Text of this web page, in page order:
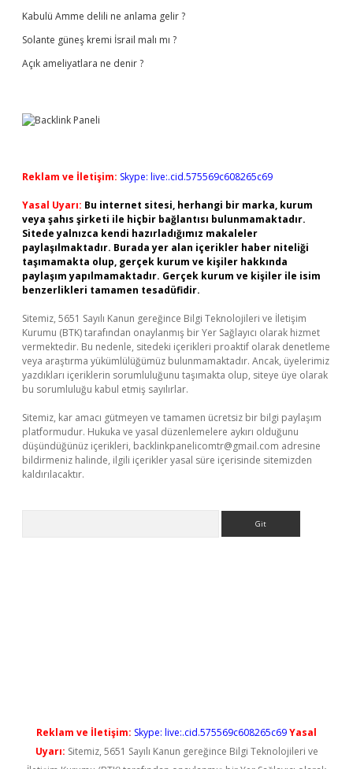
Kabulü Amme delili ne anlama gelir ?
Solante güneş kremi İsrail malı mı ?
Açık ameliyatlara ne denir ?
Reklam ve İletişim: Skype: live:.cid.575569c608265c69
Yasal Uyarı: Bu internet sitesi, herhangi bir marka, kurum
veya şahıs şirketi ile hiçbir bağlantısı bulunmamaktadır.
Sitede yalnızca kendi hazırladığımız makaleler
paylaşılmaktadır. Burada yer alan içerikler haber niteliği
taşımamakta olup, gerçek kurum ve kişiler hakkında
paylaşım yapılmamaktadır. Gerçek kurum ve kişiler ile isim
benzerlikleri tamamen tesadüfidir.
Sitemiz, 5651 Sayılı Kanun gereğince Bilgi Teknolojileri ve İletişim
Kurumu (BTK) tarafından onaylanmış bir Yer Sağlayıcı olarak hizmet
vermektedir. Bu nedenle, sitedeki içerikleri proaktif olarak denetleme
veya araştırma yükümlülüğümüz bulunmamaktadır. Ancak, üyelerimiz
yazdıkları içeriklerin sorumluluğunu taşımakta olup, siteye üye olarak
bu sorumluluğu kabul etmiş sayılırlar.
Sitemiz, kar amacı gütmeyen ve tamamen ücretsiz bir bilgi paylaşım
platformudur. Hukuka ve yasal düzenlemelere aykırı olduğunu
düşündüğünüz içerikleri, backlinkpanelicomtr@gmail.com adresine
bildirmeniz halinde, ilgili içerikler yasal süre içerisinde sitemizden
kaldırılacaktır.
Reklam ve İletişim: Skype: live:.cid.575569c608265c69Yasal
Uyarı: Sitemiz, 5651 Sayılı Kanun gereğince Bilgi Teknolojileri ve